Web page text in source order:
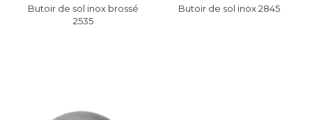
Butoir de sol inox brossé
2535
Butoir de sol inox 2845